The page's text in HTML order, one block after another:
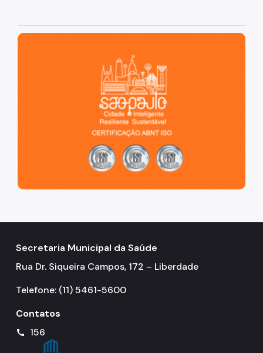
São Paulo, cidade inteligente, resiliente e sustentável
Secretaria Municipal da Saúde
Rua Dr. Siqueira Campos, 172 – Liberdade
Telefone: (11) 5461-5600
Contatos
call 156